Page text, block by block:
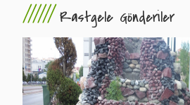
////// Rastgele Gönderiler